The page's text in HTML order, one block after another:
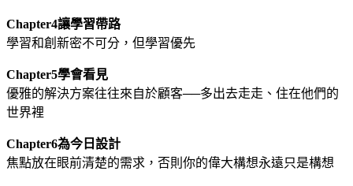
Chapter4讓學習帶路
學習和創新密不可分，但學習優先
Chapter5學會看見
優雅的解決方案往往來自於顧客──多出去走走、住在他們的
世界裡
Chapter6為今日設計
焦點放在眼前清楚的需求，否則你的偉大構想永遠只是構想